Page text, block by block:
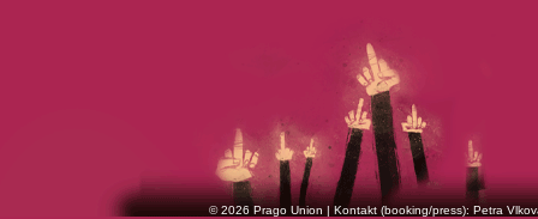
© 2026 Prago Union | Kontakt (booking/press): Petra